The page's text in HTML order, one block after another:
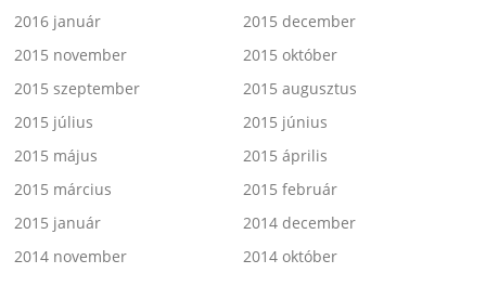
2016 január
2015 december
2015 november
2015 október
2015 szeptember
2015 augusztus
2015 július
2015 június
2015 május
2015 április
2015 március
2015 február
2015 január
2014 december
2014 november
2014 október